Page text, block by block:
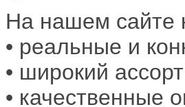
На нашем сайте
• реальные и
• широкий
• качественные